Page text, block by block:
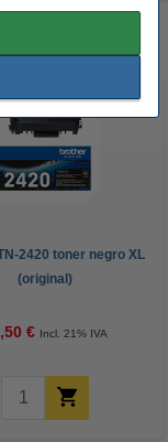
2420 toner negro XL
(original)
€ Incl. 21% IVA